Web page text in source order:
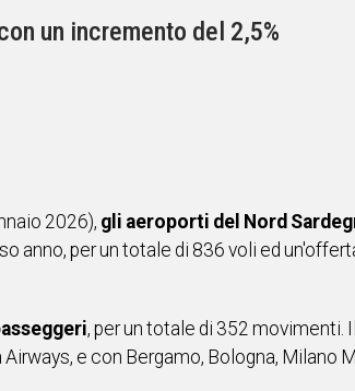
un incremento del 2,5%
2026), gli aeroporti del Nord
anno, per un totale di 836 voli ed
, per un totale di 352 movimenti.
e con Bergamo, Bologna, Milano